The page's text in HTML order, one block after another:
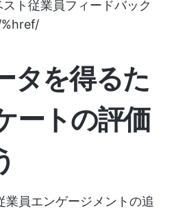
スト従業員フィードバック
%href/
タを得るた
ートの評価
業員エンゲージメントの追